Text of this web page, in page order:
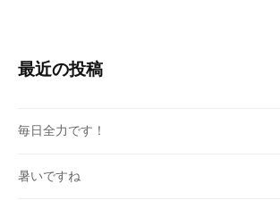
最近の投稿
毎日全力です！
暑いですね